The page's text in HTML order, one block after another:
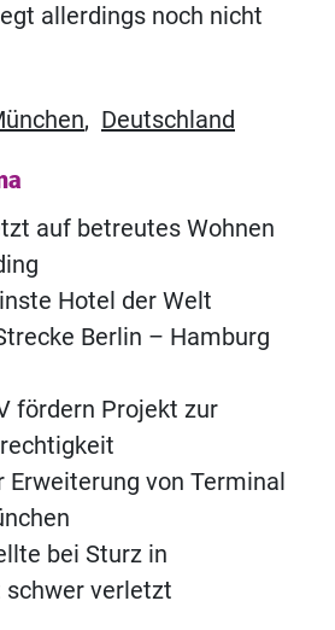
allerdings noch nicht
, Deutschland
auf betreutes Wohnen
Hotel der Welt
Berlin – Hamburg
fördern Projekt zur
von Terminal
bei Sturz in
schwer verletzt